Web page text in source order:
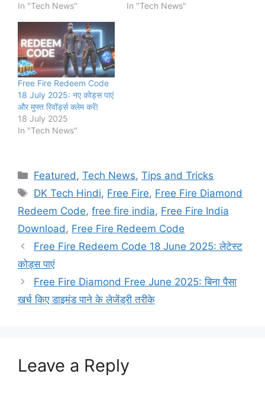
In "Tech News"
In "Tech News"
Free Fire Redeem Code
18 July 2025: नए कोड्स पाएं
और मुफ्त रिवॉर्ड्स क्लेम करें!
18 July 2025
In "Tech News"
Categories
Featured ,Tech News,Tips and Tricks
Tags
DK Tech Hindi, Free Fire, Free Fire Diamond
Redeem Code, free fire india, Free Fire India
Download , Free Fire Redeem Code
Free Fire Redeem Code 18 June 2025: लेटेस्ट
कोड्स पाएं
Free Fire Diamond Free June 2025: बिना पैसा
खर्च किए डाइमंड पाने के लेजेंड्री तरीके
Leave a Reply